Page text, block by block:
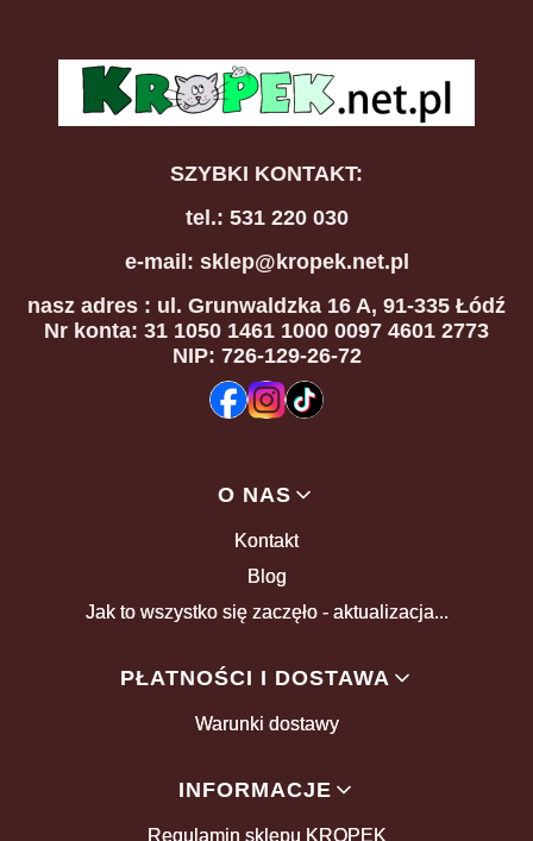
SZYBKI KONTAKT:
tel.: 531 220 030
e-mail: sklep@kropek.net.pl
nasz adres : ul. Grunwaldzka 16 A, 91-335 Łódź
Nr konta: 31 1050 1461 1000 0097 4601 2773
NIP: 726-129-26-72
O NAS
Kontakt
Blog
Jak to wszystko się zaczęło - aktualizacja...
PŁATNOŚCI I DOSTAWA
Warunki dostawy
INFORMACJE
Regulamin sklepu KROPEK